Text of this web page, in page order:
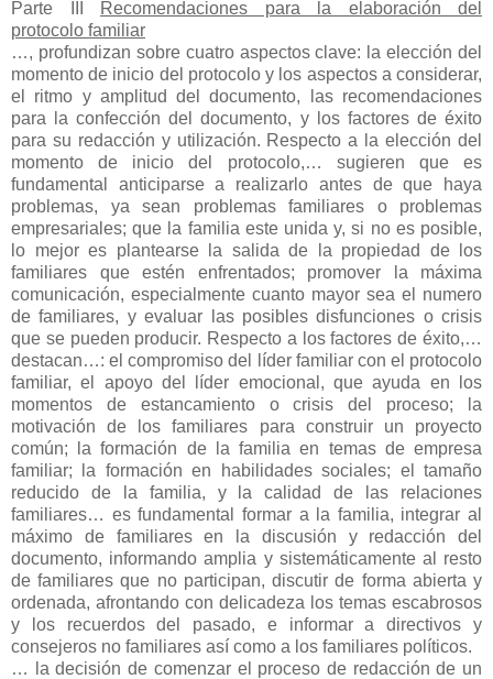
Parte III
Recomendaciones para la elaboración del
protocolo familiar
…, profundizan sobre cuatro aspectos clave: la elección del
momento de inicio del protocolo y los aspectos a considerar,
el ritmo y amplitud del documento, las recomendaciones
para la confección del documento, y los factores de éxito
para su redacción y utilización. Respecto a la elección del
momento de inicio del protocolo,… sugieren que es
fundamental anticiparse a realizarlo antes de que haya
problemas, ya sean problemas familiares o problemas
empresariales; que la familia este unida y, si no es posible,
lo mejor es plantearse la salida de la propiedad de los
familiares que estén enfrentados; promover la máxima
comunicación, especialmente cuanto mayor sea el numero
de familiares, y evaluar las posibles disfunciones o crisis
que se pueden producir. Respecto a los factores de éxito,…
destacan…: el compromiso del líder familiar con el protocolo
familiar, el apoyo del líder emocional, que ayuda en los
momentos de estancamiento o crisis del proceso; la
motivación de los familiares para construir un proyecto
común; la formación de la familia en temas de empresa
familiar; la formación en habilidades sociales; el tamaño
reducido de la familia, y la calidad de las relaciones
familiares… es fundamental formar a la familia, integrar al
máximo de familiares en la discusión y redacción del
documento, informando amplia y sistemáticamente al resto
de familiares que no participan, discutir de forma abierta y
ordenada, afrontando con delicadeza los temas escabrosos
y los recuerdos del pasado, e informar a directivos y
consejeros no familiares así como a los familiares políticos.
… la decisión de comenzar el proceso de redacción de un